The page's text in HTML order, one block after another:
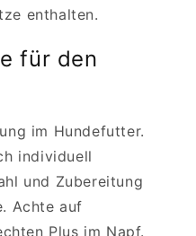
enthalten.
für den
im Hundefutter.
individuell
und Zubereitung
Achte auf
Plus im Napf.